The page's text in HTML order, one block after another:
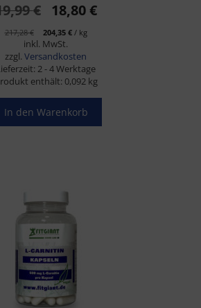
€
Ursprünglicher
Preis
war:
19,99 €
18,80€Aktueller
217,28€ 204,35 €/ kg
inkl. MwSt.
zzgl. Versandkosten
2 - 4 Werktage
enthält: 0,092 kg
In den Warenkorb